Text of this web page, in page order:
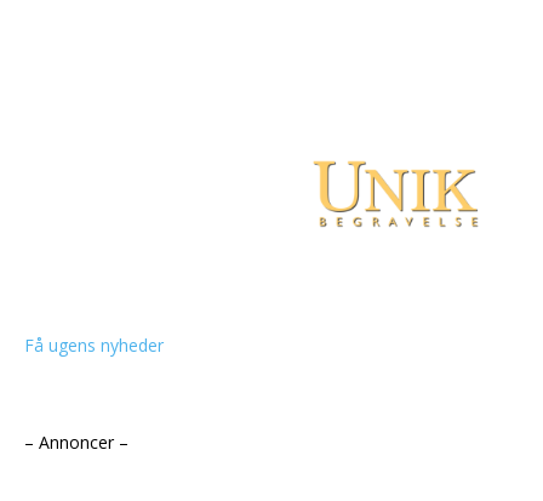
Få ugens nyheder
– Annoncer –